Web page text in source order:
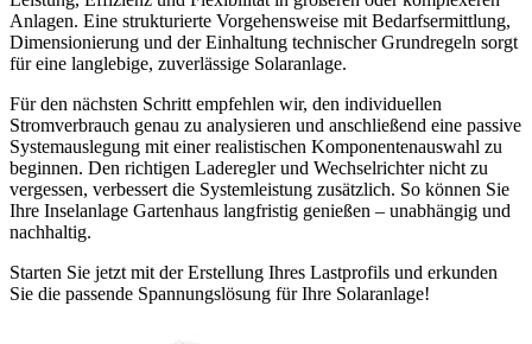
Anlagen. Eine strukturierte Vorgehensweise mit Bedarfsermittlung,
Dimensionierung und der Einhaltung technischer Grundregeln sorgt
für eine langlebige, zuverlässige Solaranlage.
Für den nächsten Schritt empfehlen wir, den individuellen
Stromverbrauch genau zu analysieren und anschließend eine passive
Systemauslegung mit einer realistischen Komponentenauswahl zu
beginnen. Den richtigen Laderegler und Wechselrichter nicht zu
vergessen, verbessert die Systemleistung zusätzlich. So können Sie
Ihre Inselanlage Gartenhaus langfristig genießen – unabhängig und
nachhaltig.
Starten Sie jetzt mit der Erstellung Ihres Lastprofils und erkunden
Sie die passende Spannungslösung für Ihre Solaranlage!